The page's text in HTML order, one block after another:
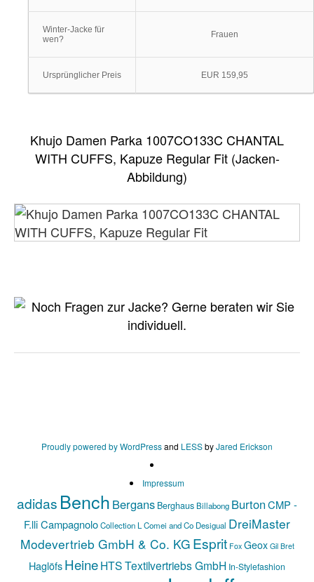
Winter-Jacke für
wen?
Frauen
Ursprünglicher Preis EUR 159,95
Khujo Damen Parka 1007CO133C CHANTAL
WITH CUFFS, Kapuze Regular Fit (Jacken-
Abbildung)
Proudly powered by WordPressand LESSbyJared Erickson
Impressum
adidas Bench Bergans Berghaus Billabong BurtonCMP -
F.lli CampagnoloCollection L Comei and Co Desigual DreiMaster
Modevertrieb GmbH & Co. KG Esprit Fox Geox Gil Bret
HaglöfsHeineHTS Textilvertriebs GmbH In-Stylefashion